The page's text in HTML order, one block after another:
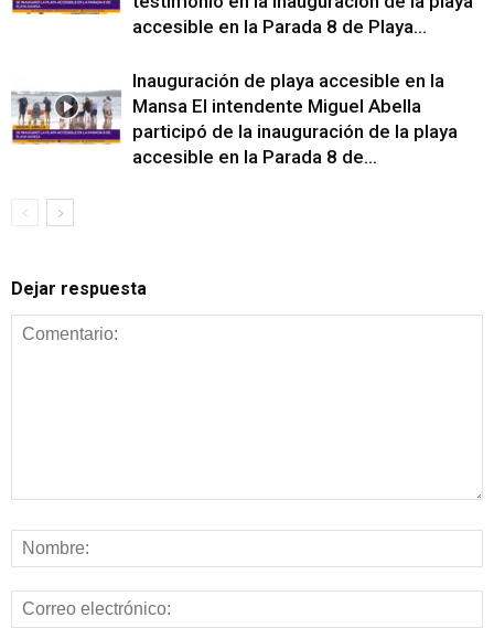
accesible en la Parada 8 de Playa...
Inauguración de playa accesible en la
Mansa El intendente Miguel Abella
participó de la inauguración de la playa
accesible en la Parada 8 de...
Dejar respuesta